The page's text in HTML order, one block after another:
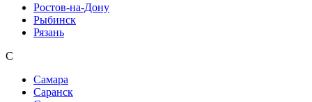
Ростов-на-Дону
Рыбинск
Рязань
С
Самара
Саранск